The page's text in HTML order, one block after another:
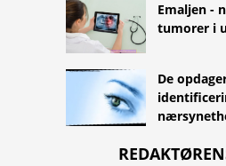
Emaljen -
tumorer i
De